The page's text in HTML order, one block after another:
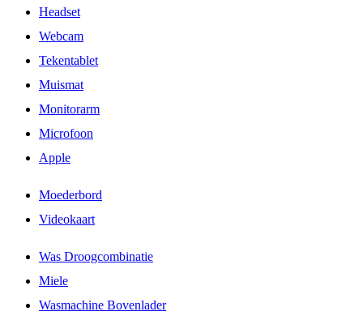
Headset
Webcam
Tekentablet
Muismat
Monitorarm
Microfoon
Apple
Moederbord
Videokaart
Was Droogcombinatie
Miele
Wasmachine Bovenlader